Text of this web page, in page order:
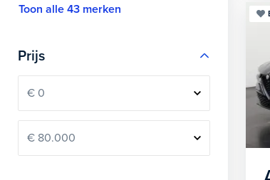
Toon alle 43 merken
Prijs